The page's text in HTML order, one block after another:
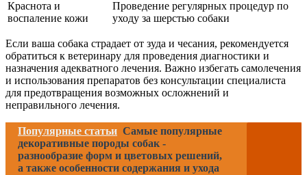
Краснота и
воспаление кожи
Проведение регулярных процедур по
уходу за шерстью собаки
Если ваша собака страдает от зуда и чесания, рекомендуется
обратиться к ветеринару для проведения диагностики и
назначения адекватного лечения. Важно избегать самолечения
и использования препаратов без консультации специалиста
для предотвращения возможных осложнений и
неправильного лечения.
Популярные статьи Самые популярные
декоративные породы собак -
разнообразие форм и цветовых решений,
а также особенности содержания и ухода